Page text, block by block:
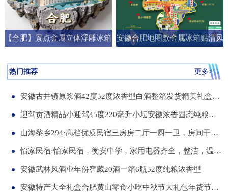
【合肥】景点金属立体浮雕冰箱 安徽合肥地图款金属冰箱贴清风
热门推荐 更多>
安徽古井镇原浆酒42度52度浓香型白酒整箱发货精美礼盒纯粮食白酒
迎驾贡酒精品小迎驾45度220毫升小坛安徽浓香固态纯粮酒整箱12瓶
山海黎乡294·高档优质民宿三房房二厅一厨一卫，房间干净整洁，可短住，可长租
怡家民宿·怡家民宿，衡安中学，家用电器齐全，整洁，温馨，可短租，月租
安徽武林风酒业年份窖藏20酒一箱6瓶52度纯粮浓香型
安徽特产大全礼盒合肥黄山零食小吃中秋节大礼包年货节送伴手礼品